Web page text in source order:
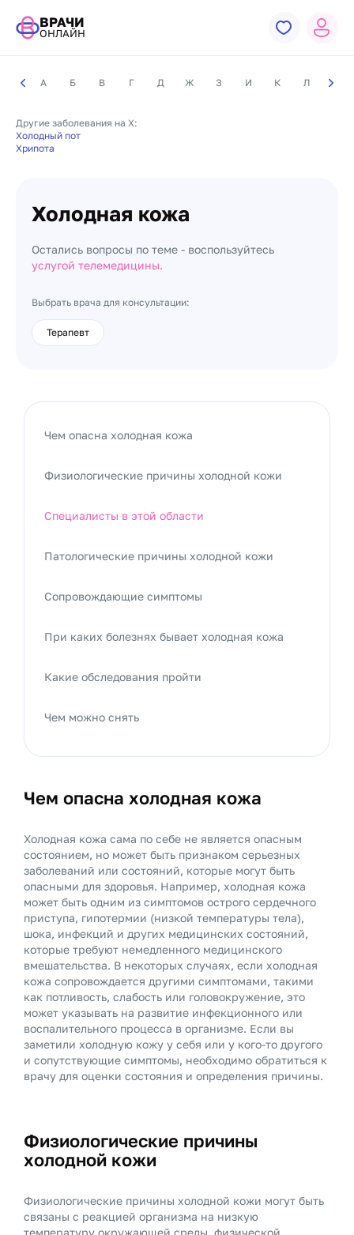
ВРАЧИ
ОНЛАЙН
А Б В Г Д Ж З И К Л М
Другие заболевания на Х:
Холодный пот
Хрипота
Холодная кожа
Остались вопросы по теме - воспользуйтесь
услугой телемедицины.
Выбрать врача для консультации:
Терапевт
Чем опасна холодная кожа
Холодная кожа сама по себе не является опасным
состоянием, но может быть признаком серьезных
заболеваний или состояний, которые могут быть
опасными для здоровья. Например, холодная кожа
может быть одним из симптомов острого сердечного
приступа, гипотермии (низкой температуры тела),
шока, инфекций и других медицинских состояний,
которые требуют немедленного медицинского
вмешательства. В некоторых случаях, если холодная
кожа сопровождается другими симптомами, такими
как потливость, слабость или головокружение, это
может указывать на развитие инфекционного или
воспалительного процесса в организме. Если вы
заметили холодную кожу у себя или у кого-то другого
и сопутствующие симптомы, необходимо обратиться к
врачу для оценки состояния и определения причины.
Физиологические причины
холодной кожи
Физиологические причины холодной кожи могут быть
связаны с реакцией организма на низкую
температуру окружающей среды, физической
Чем опасна холодная кожа
Физиологические причины холодной кожи
Специалисты в этой области
Патологические причины холодной кожи
Сопровождающие симптомы
При каких болезнях бывает холодная кожа
Какие обследования пройти
Чем можно снять